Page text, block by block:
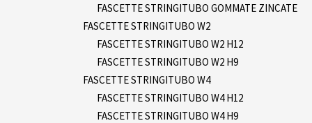
FASCETTE STRINGITUBO GOMMATE ZINCATE
FASCETTE STRINGITUBO W2
FASCETTE STRINGITUBO W2 H12
FASCETTE STRINGITUBO W2 H9
FASCETTE STRINGITUBO W4
FASCETTE STRINGITUBO W4 H12
FASCETTE STRINGITUBO W4 H9